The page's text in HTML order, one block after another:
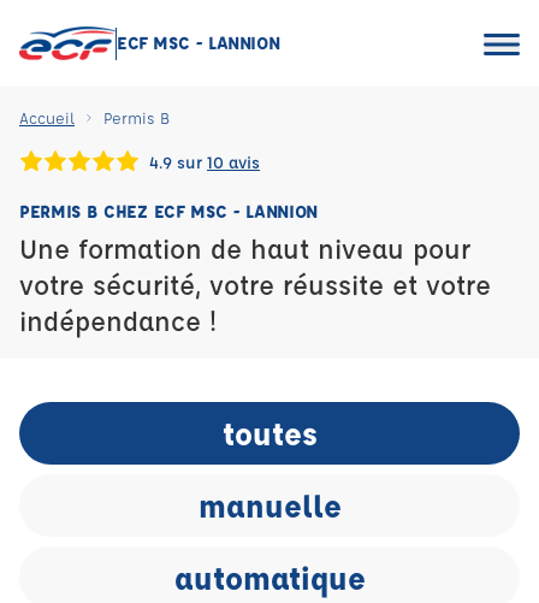
ECF MSC - LANNION
Accueil Permis B
4.9 sur 10 avis
PERMIS B CHEZ ECF MSC - LANNION
Une formation de haut niveau pour
votre sécurité, votre réussite et votre
indépendance !
toutes
manuelle
automatique